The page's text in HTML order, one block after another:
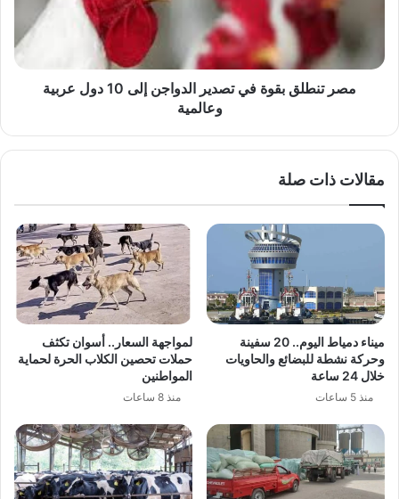
دول
مصر تنطلق بقوة في تصدير الدواجن إلى 10 دول عربية
وعالمية
مقالات ذات صلة
ميناء دمياط اليوم.. 20 سفينة
وحركة نشطة للبضائع والحاويات
خلال 24 ساعة
منذ 5 ساعات
لمواجهة السعار.. أسوان تكثف
حملات تحصين الكلاب الحرة لحماية
المواطنين
منذ 8 ساعات